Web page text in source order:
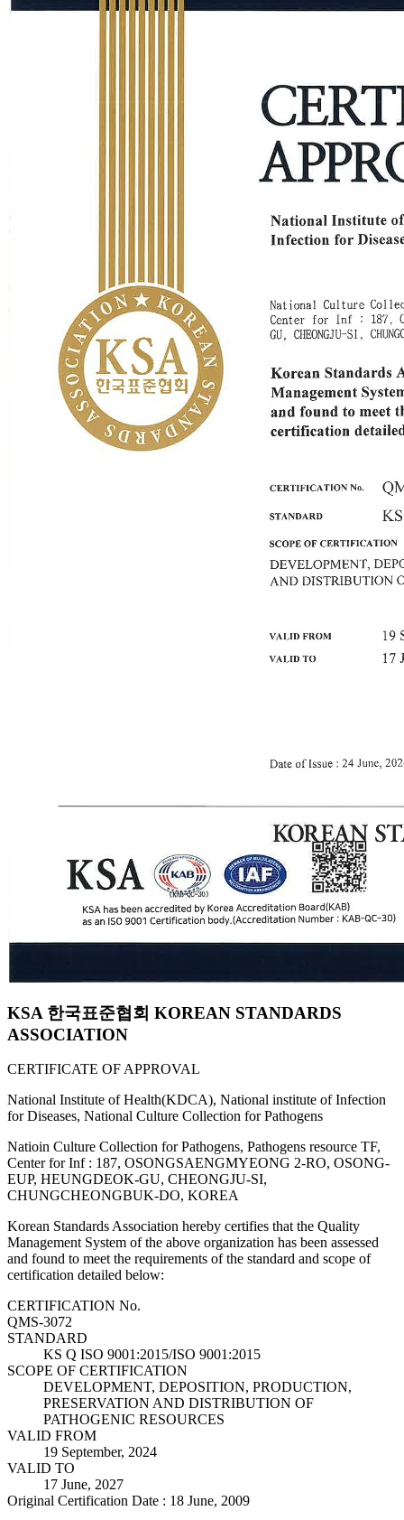
KSA 한국표준협회 KOREAN STANDARDS
ASSOCIATION
CERTIFICATE OF APPROVAL
National Institute of Health(KDCA), National institute of Infection
for Diseases, National Culture Collection for Pathogens
Natioin Culture Collection for Pathogens, Pathogens resource TF,
Center for Inf : 187, OSONGSAENGMYEONG 2-RO, OSONG-
EUP, HEUNGDEOK-GU, CHEONGJU-SI,
CHUNGCHEONGBUK-DO, KOREA
Korean Standards Association hereby certifies that the Quality
Management System of the above organization has been assessed
and found to meet the requirements of the standard and scope of
certification detailed below:
CERTIFICATION No.
QMS-3072
STANDARD
KS Q ISO 9001:2015/ISO 9001:2015
SCOPE OF CERTIFICATION
DEVELOPMENT, DEPOSITION, PRODUCTION,
PRESERVATION AND DISTRIBUTION OF
PATHOGENIC RESOURCES
VALID FROM
19 September, 2024
VALID TO
17 June, 2027
Original Certification Date : 18 June, 2009